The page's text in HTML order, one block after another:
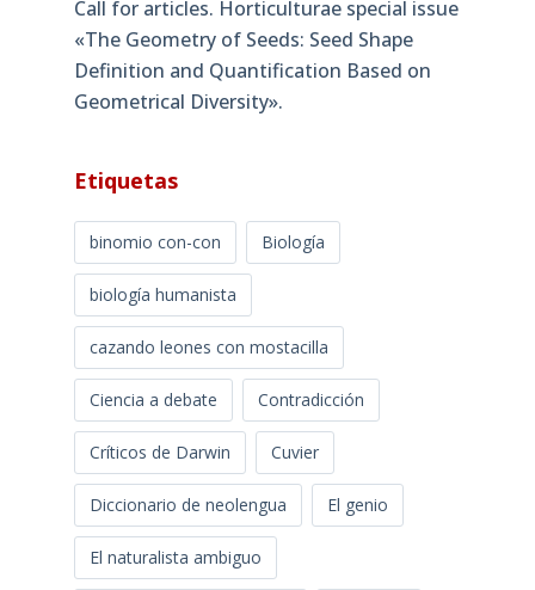
Call for articles. Horticulturae special issue
«The Geometry of Seeds: Seed Shape
Definition and Quantification Based on
Geometrical Diversity»​.
Etiquetas
binomio con-con Biología
biología humanista
cazando leones con mostacilla
Ciencia a debate Contradicción
Críticos de Darwin Cuvier
Diccionario de neolengua El genio
El naturalista ambiguo